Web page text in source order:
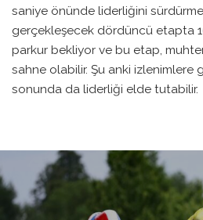
saniye önünde liderliğini
gerçekleşecek dördüncü etapta
parkur bekliyor ve bu etap,
sahne olabilir. Şu anki izlenimlere
sonunda da liderliği elde tutabilir.